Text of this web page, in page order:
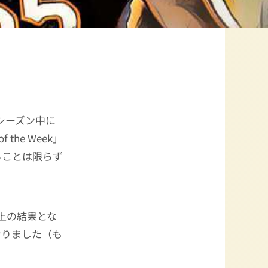
ーズン中に
the Week」
とは限らず
の結果とな
ました（も